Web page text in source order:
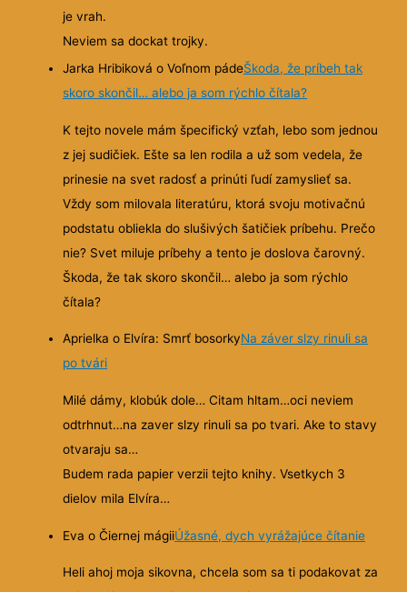
je vrah.
Neviem sa dockat trojky.
Jarka Hribiková o Voľnom pádeŠkoda, že príbeh tak
skoro skončil… alebo ja som rýchlo čítala?
K tejto novele mám špecifický vzťah, lebo som jednou
z jej sudičiek. Ešte sa len rodila a už som vedela, že
prinesie na svet radosť a prinúti ľudí zamyslieť sa.
Vždy som milovala literatúru, ktorá svoju motivačnú
podstatu obliekla do slušivých šatičiek príbehu. Prečo
nie? Svet miluje príbehy a tento je doslova čarovný.
Škoda, že tak skoro skončil… alebo ja som rýchlo
čítala?
Aprielka o Elvíra: Smrť bosorkyNa záver slzy rinuli sa
po tvári
Milé dámy, klobúk dole… Citam hltam…oci neviem
odtrhnut…na zaver slzy rinuli sa po tvari. Ake to stavy
otvaraju sa…
Budem rada papier verzii tejto knihy. Vsetkych 3
dielov mila Elvíra…
Eva o Čiernej mágiiÚžasné, dych vyrážajúce čítanie
Heli ahoj moja sikovna, chcela som sa ti podakovat za